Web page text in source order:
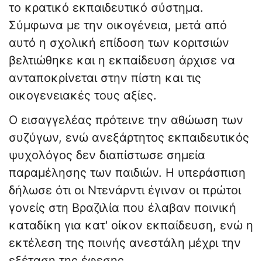
το κρατικό εκπαιδευτικό σύστημα.
Σύμφωνα με την οικογένεια, μετά από
αυτό η σχολική επίδοση των κοριτσιών
βελτιώθηκε και η εκπαίδευση άρχισε να
ανταποκρίνεται στην πίστη και τις
οικογενειακές τους αξίες.
Ο εισαγγελέας πρότεινε την αθώωση των
συζύγων, ενώ ανεξάρτητος εκπαιδευτικός
ψυχολόγος δεν διαπίστωσε σημεία
παραμέλησης των παιδιών. Η υπεράσπιση
δήλωσε ότι οι Ντενάρντι έγιναν οι πρώτοι
γονείς στη Βραζιλία που έλαβαν ποινική
καταδίκη για κατ' οίκον εκπαίδευση, ενώ η
εκτέλεση της ποινής ανεστάλη μέχρι την